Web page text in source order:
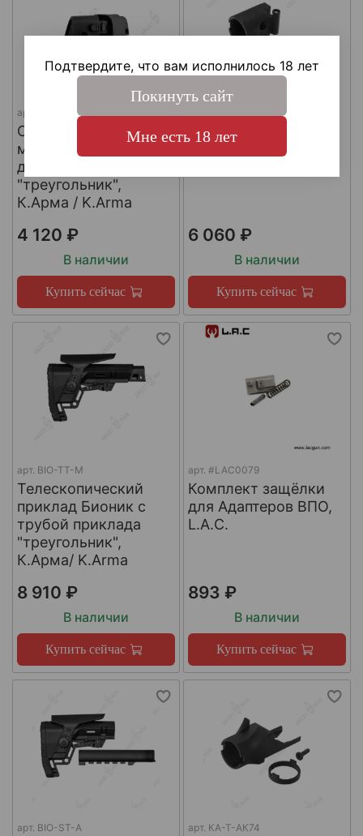
арт.
Складной шарнир
модульного приклада
для трубы приклада
"треугольник",
К.Арма / K.Arma
4 120 ₽
В наличии
Купить сейчас
Адаптер приклада
АКСУ/АКС-74У,
6 060 ₽
В наличии
Купить сейчас
арт. BIO-TT-M
Телескопический
приклад Бионик с
трубой приклада
"треугольник",
К.Арма/ K.Arma
8 910 ₽
В наличии
Купить сейчас
арт. #LAC0079
Комплект защёлки
для Адаптеров ВПО,
L.A.C.
893 ₽
В наличии
Купить сейчас
арт. BIO-ST-A арт. КА-Т-АК74
Подтвердите, что вам исполнилось 18 лет
Покинуть сайт
Мне есть 18 лет